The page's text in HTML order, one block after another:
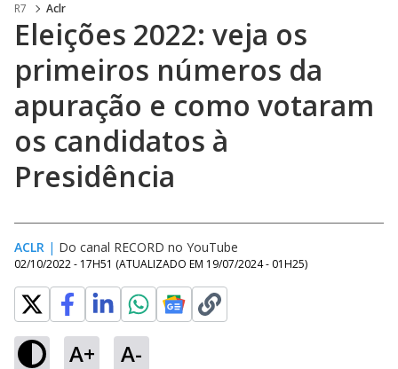
R7 Aclr
Eleições 2022: veja os
primeiros números da
apuração e como votaram
os candidatos à
Presidência
ACLR | Do canal RECORD no YouTube
02/10/2022 - 17H51 (ATUALIZADO EM 19/07/2024 - 01H25)
A+ A-